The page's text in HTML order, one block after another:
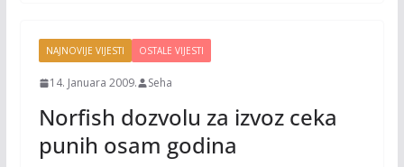
NAJNOVIJE VIJESTI OSTALE VIJESTI
14. Januara 2009. Seha
Norfish dozvolu za izvoz ceka
punih osam godina